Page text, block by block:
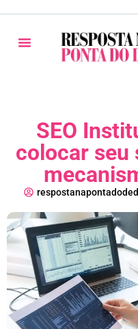
SEO
colocar seu